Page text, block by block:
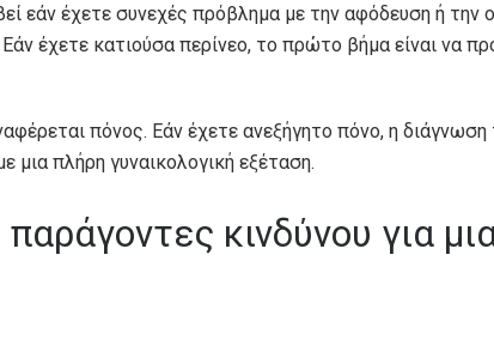
εάν έχετε συνεχές πρόβλημα με την αφόδευση ή την
έχετε κατιούσα περίνεο, το πρώτο βήμα είναι να
πόνος. Εάν έχετε ανεξήγητο πόνο, η
μια πλήρη γυναικολογική εξέταση.
παράγοντες κινδύνου για